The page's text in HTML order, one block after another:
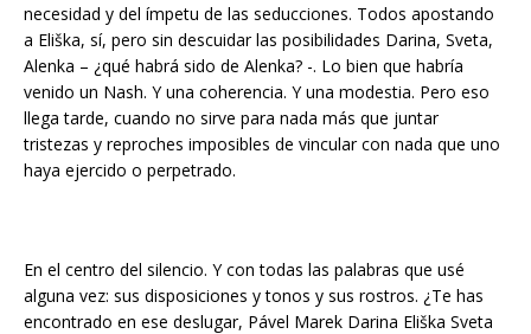
necesidad y del ímpetu de las seducciones. Todos apostando
a Eliška, sí, pero sin descuidar las posibilidades Darina, Sveta,
Alenka – ¿qué habrá sido de Alenka? -. Lo bien que habría
venido un Nash. Y una coherencia. Y una modestia. Pero eso
llega tarde, cuando no sirve para nada más que juntar
tristezas y reproches imposibles de vincular con nada que uno
haya ejercido o perpetrado.
En el centro del silencio. Y con todas las palabras que usé
alguna vez: sus disposiciones y tonos y sus rostros. ¿Te has
encontrado en ese deslugar, Pável Marek Darina Eliška Sveta